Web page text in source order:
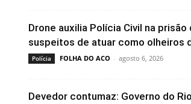
Drone auxilia Polícia Civil na prisão
suspeitos de atuar como olheiros
Polícia FOLHA DO ACO - agosto 6, 2026
Devedor contumaz: Governo do Rio